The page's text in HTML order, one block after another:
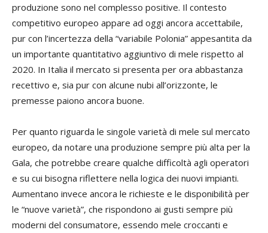
produzione sono nel complesso positive. Il contesto
competitivo europeo appare ad oggi ancora accettabile,
pur con l’incertezza della “variabile Polonia” appesantita da
un importante quantitativo aggiuntivo di mele rispetto al
2020. In Italia il mercato si presenta per ora abbastanza
recettivo e, sia pur con alcune nubi all’orizzonte, le
premesse paiono ancora buone.
Per quanto riguarda le singole varietà di mele sul mercato
europeo, da notare una produzione sempre più alta per la
Gala, che potrebbe creare qualche difficoltà agli operatori
e su cui bisogna riflettere nella logica dei nuovi impianti.
Aumentano invece ancora le richieste e le disponibilità per
le “nuove varietà”, che rispondono ai gusti sempre più
moderni del consumatore, essendo mele croccanti e